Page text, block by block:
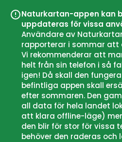
Naturkartan-appen kan
uppdateras för vissa
Användare av
rapporterar i sommar att
Vi rekommenderar att
helt från sin telefon i så
igen! Då skall den
befintliga appen skall
efter sommaren. Den
all data för hela landet
att klara offline-läge)
den blir för stor för vissa
behöver den raderas och